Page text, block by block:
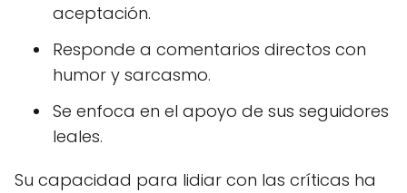
aceptación.
Responde a comentarios directos con
humor y sarcasmo.
Se enfoca en el apoyo de sus seguidores
leales.
Su capacidad para lidiar con las críticas ha